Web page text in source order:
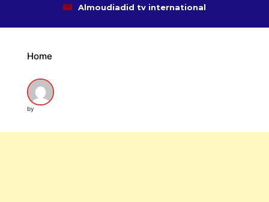
Almoudiadid tv international
Home
by